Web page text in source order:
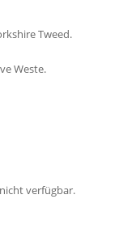
Tweed.
Weste.
verfügbar.